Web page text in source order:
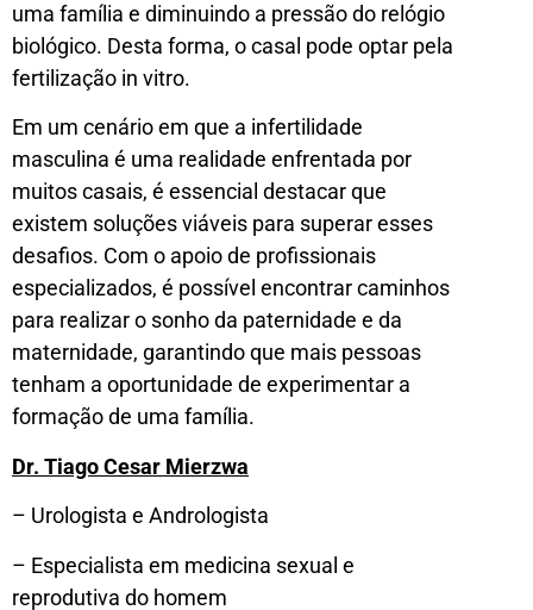
uma família e diminuindo a pressão do relógio
biológico. Desta forma, o casal pode optar pela
fertilização in vitro.
Em um cenário em que a infertilidade
masculina é uma realidade enfrentada por
muitos casais, é essencial destacar que
existem soluções viáveis para superar esses
desafios. Com o apoio de profissionais
especializados, é possível encontrar caminhos
para realizar o sonho da paternidade e da
maternidade, garantindo que mais pessoas
tenham a oportunidade de experimentar a
formação de uma família.
Dr. Tiago Cesar Mierzwa
– Urologista e Andrologista
– Especialista em medicina sexual e
reprodutiva do homem